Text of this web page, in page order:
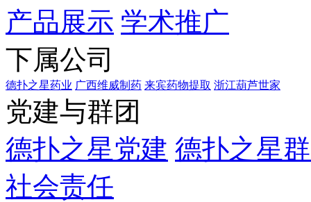
产品展示 学术推广
下属公司
德扑之星药业 广西维威制药 来宾药物提取 浙江葫芦世家
党建与群团
德扑之星党建 德扑之星
社会责任